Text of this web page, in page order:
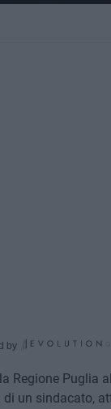
by
Regione Puglia
un sindacato,